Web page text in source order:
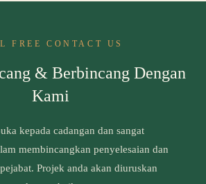
FREE CONTACT US
& Berbincang Dengan
Kami
kepada cadangan dan sangat
membincangkan penyelesaian dan
Projek anda akan diuruskan